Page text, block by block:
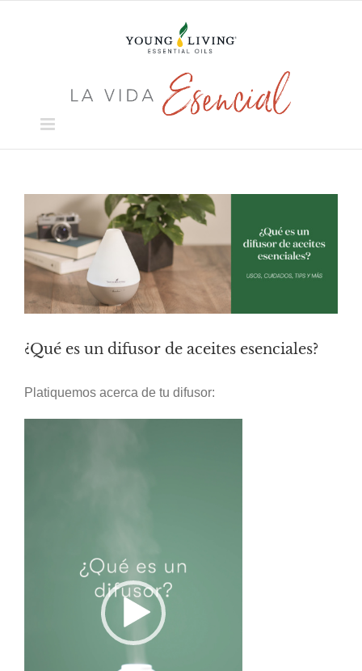
Larger
Image
¿Qué es un difusor de aceites esenciales?
Platiquemos acerca de tu difusor: